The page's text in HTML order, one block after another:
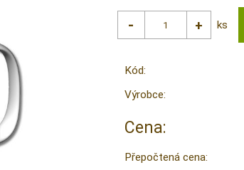
ks
Kód:
Výrobce:
Cena:
Přepočtená cena: